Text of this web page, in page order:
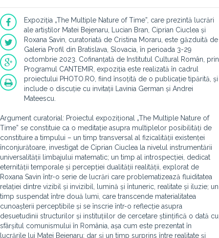
Expoziția „The Multiple Nature of Time”, care prezintă lucrări
ale artiștilor Matei Bejenaru, Lucian Bran, Ciprian Ciuclea și
Roxana Savin, curatoriată de Cristina Moraru, este găzduită de
Galeria Profil din Bratislava, Slovacia, în perioada 3-29
octombrie 2023. Cofinanțată de Institutul Cultural Român, prin
Programul CANTEMIR, expoziția este realizată în cadrul
proiectului PHOTO.RO, fiind însoțită de o publicație tipărită, și
include o discuție cu invitații Lavinia German și Andrei
Mateescu.
Argument curatorial: Proiectul expozițional „The Multiple Nature of
Time” se constituie ca o meditație asupra multiplelor posibilități de
constituire a timpului – un timp transversal al fizicalității existenței
înconjurătoare, investigat de Ciprian Ciuclea la nivelul instrumentării
universalității limbajului matematic; un timp al introspecției, dedicat
eternității temporale și percepției dualității realității, explorat de
Roxana Savin într-o serie de lucrări care problematizează fluiditatea
relației dintre vizibil și invizibil, lumină și întuneric, realitate și iluzie; un
timp suspendat între două lumi, care transcende materialitatea
cunoașterii perceptibile și se înscrie într-o reflecție asupra
desuetudinii structurilor și instituțiilor de cercetare științifică o dată cu
sfârșitul comunismului în România, așa cum este prezentat în
lucrările lui Matei Bejenaru; dar și un timp surprins între realitate și